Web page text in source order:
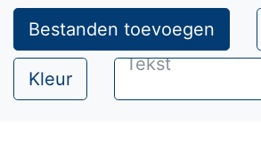
Bestanden toevoegen
Kleur